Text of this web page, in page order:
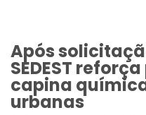
Após
SEDEST
capina
urbanas